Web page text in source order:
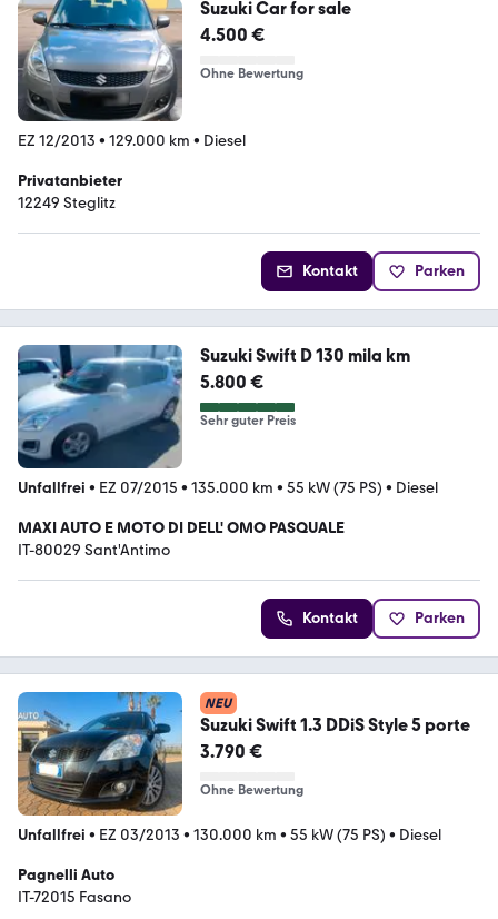
Suzuki Car for sale
4.500 €
Ohne Bewertung
EZ 12/2013 • 129.000 km • Diesel
Privatanbieter
12249 Steglitz
Kontakt Parken
Suzuki Swift D 130 mila km
5.800 €
Sehr guter Preis
Unfallfrei • EZ 07/2015 • 135.000 km • 55 kW (75 PS) • Diesel
MAXI AUTO E MOTO DI DELL' OMO PASQUALE
IT-80029 Sant'Antimo
Kontakt Parken
NEU
Suzuki Swift 1.3 DDiS Style 5 porte
3.790 €
Ohne Bewertung
Unfallfrei • EZ 03/2013 • 130.000 km • 55 kW (75 PS) • Diesel
Pagnelli Auto
IT-72015 Fasano